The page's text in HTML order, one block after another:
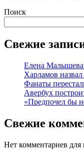
Поиск
Свежие
Елена Малышева
Харламов
Фанаты
Авербух
«Предпочел бы
Свежие
Нет комментариев для